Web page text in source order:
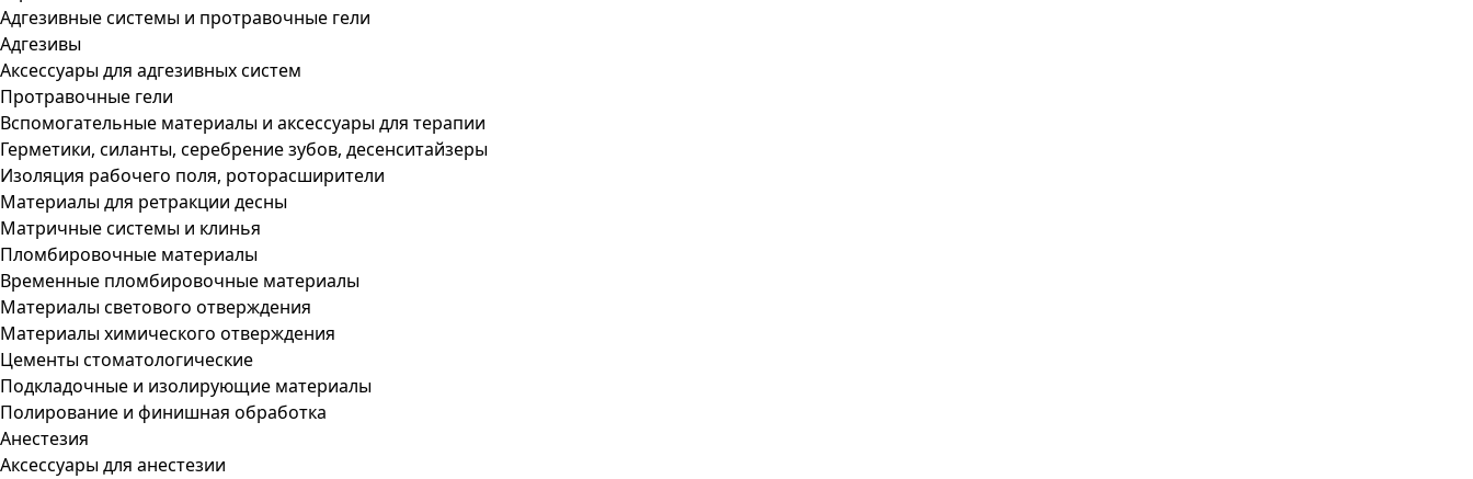
Адгезивные системы и протравочные гели
Адгезивы
Аксессуары для адгезивных систем
Протравочные гели
Вспомогательные материалы и аксессуары для терапии
Герметики, силанты, серебрение зубов, десенситайзеры
Изоляция рабочего поля, роторасширители
Материалы для ретракции десны
Матричные системы и клинья
Пломбировочные материалы
Временные пломбировочные материалы
Материалы светового отверждения
Материалы химического отверждения
Цементы стоматологические
Подкладочные и изолирующие материалы
Полирование и финишная обработка
Анестезия
Аксессуары для анестезии